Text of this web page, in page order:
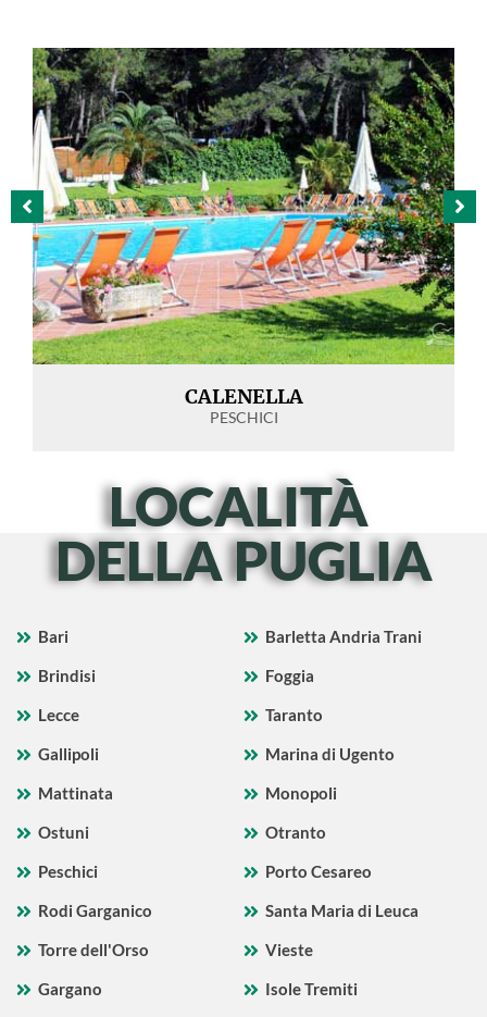
CALENELLA
PESCHICI
LOCALITÀ
DELLA PUGLIA
Bari
Barletta Andria Trani
Brindisi
Foggia
Lecce
Taranto
Gallipoli
Marina di Ugento
Mattinata
Monopoli
Ostuni
Otranto
Peschici
Porto Cesareo
Rodi Garganico
Santa Maria di Leuca
Torre dell'Orso
Vieste
Gargano
Isole Tremiti